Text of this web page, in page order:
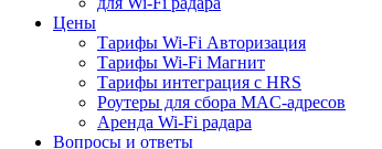
Цены
Тарифы Wi-Fi Авторизация
Тарифы Wi-Fi Магнит
Тарифы интеграция с HRS
Роутеры для сбора MAC-адресов
Аренда Wi-Fi радара
Вопросы и ответы